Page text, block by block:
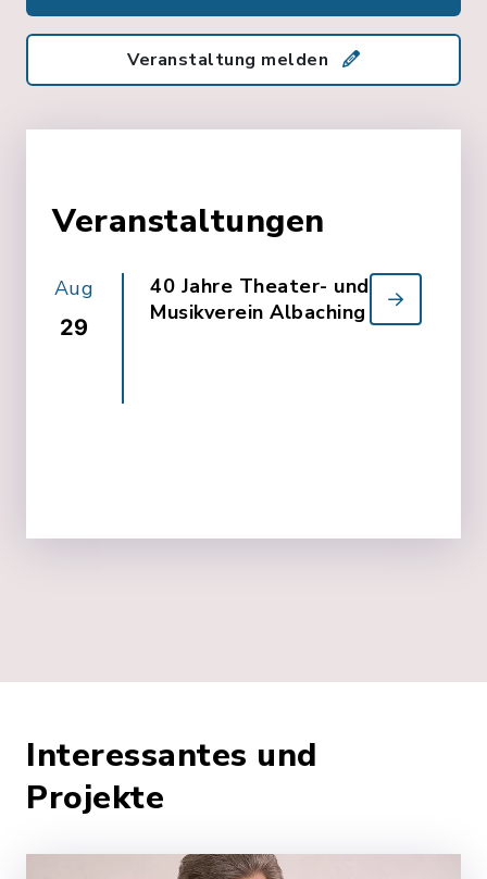
Veranstaltungen
Aug
29
40 Jahre Theater- und
Musikverein Albaching
Veranstaltung melden
Interessantes und
Projekte